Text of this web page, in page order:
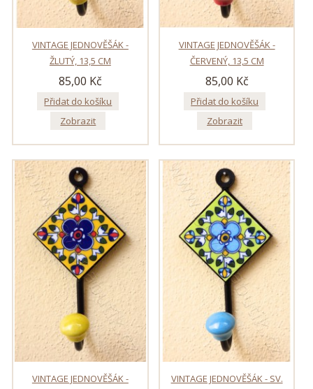
VINTAGE JEDNOVĚŠÁK -
ŽLUTÝ, 13,5 CM
85,00 Kč
Přidat do košíku
Zobrazit
VINTAGE JEDNOVĚŠÁK -
ČERVENÝ, 13,5 CM
85,00 Kč
Přidat do košíku
Zobrazit
VINTAGE JEDNOVĚŠÁK -
VINTAGE JEDNOVĚŠÁK - SV.